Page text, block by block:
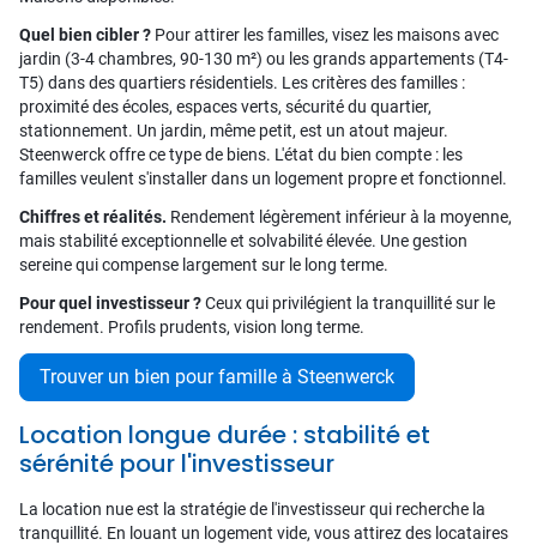
Quel bien cibler ? Pour attirer les familles, visez les maisons avec
jardin (3-4 chambres, 90-130 m²) ou les grands appartements (T4-
T5) dans des quartiers résidentiels. Les critères des familles :
proximité des écoles, espaces verts, sécurité du quartier,
stationnement. Un jardin, même petit, est un atout majeur.
Steenwerck offre ce type de biens. L'état du bien compte : les
familles veulent s'installer dans un logement propre et fonctionnel.
Chiffres et réalités. Rendement légèrement inférieur à la moyenne,
mais stabilité exceptionnelle et solvabilité élevée. Une gestion
sereine qui compense largement sur le long terme.
Pour quel investisseur ?Ceux qui privilégient la tranquillité sur le
rendement. Profils prudents, vision long terme.
Trouver un bien pour famille à Steenwerck
Location longue durée : stabilité et
sérénité pour l'investisseur
La location nue est la stratégie de l'investisseur qui recherche la
tranquillité. En louant un logement vide, vous attirez des locataires